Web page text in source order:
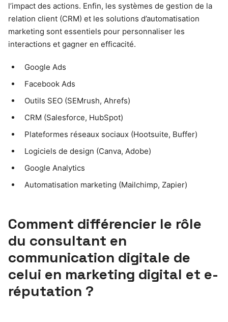
l’impact des actions. Enfin, les systèmes de gestion de la
relation client (CRM) et les solutions d’automatisation
marketing sont essentiels pour personnaliser les
interactions et gagner en efficacité.
Google Ads
Facebook Ads
Outils SEO (SEMrush, Ahrefs)
CRM (Salesforce, HubSpot)
Plateformes réseaux sociaux (Hootsuite, Buffer)
Logiciels de design (Canva, Adobe)
Google Analytics
Automatisation marketing (Mailchimp, Zapier)
Comment différencier le rôle
du consultant en
communication digitale de
celui en marketing digital et e-
réputation ?